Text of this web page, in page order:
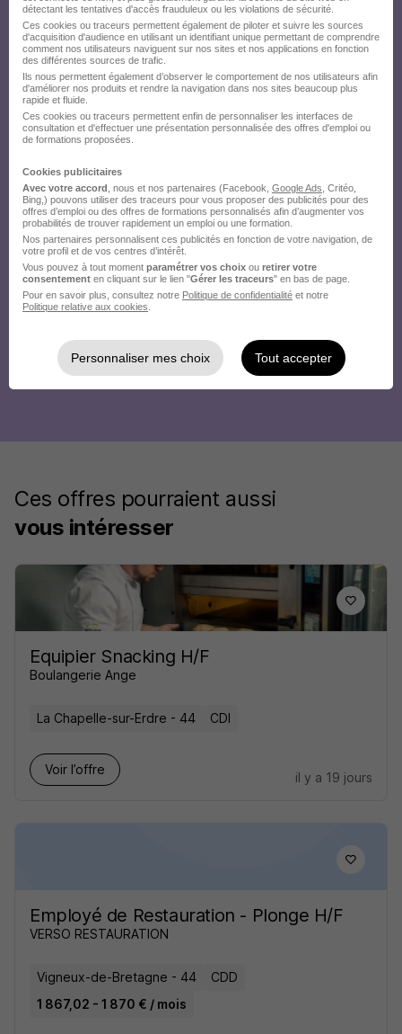
Ces offres pourraient aussi
vous intéresser
Equipier Snacking H/F
Boulangerie Ange
La Chapelle-sur-Erdre - 44 CDI
Voir l’offre
il y a 19 jours
Employé de Restauration - Plonge H/F
VERSO RESTAURATION
Vigneux-de-Bretagne - 44
CDD
1 867,02 - 1 870 € / mois
détectant les tentatives d'accès frauduleux ou les violations de sécurité.
Ces cookies ou traceurs permettent également de piloter et suivre les sources
d'acquisition d'audience en utilisant un identifiant unique permettant de comprendre
comment nos utilisateurs naviguent sur nos sites et nos applications en fonction
des différentes sources de trafic.
Ils nous permettent également d’observer le comportement de nos utilisateurs afin
d'améliorer nos produits et rendre la navigation dans nos sites beaucoup plus
rapide et fluide.
Ces cookies ou traceurs permettent enfin de personnaliser les interfaces de
consultation et d'effectuer une présentation personnalisée des offres d'emploi ou
de formations proposées.
Cookies publicitaires
Avec votre accord , nous et nos partenaires (Facebook, Google Ads , Critéo,
Bing,) pouvons utiliser des traceurs pour vous proposer des publicités pour des
offres d’emploi ou des offres de formations personnalisés afin d’augmenter vos
probabilités de trouver rapidement un emploi ou une formation.
Nos partenaires personnalisent ces publicités en fonction de votre navigation, de
votre profil et de vos centres d’intérêt.
Vous pouvez à tout moment paramétrer vos choix ou retirer votre
consentement en cliquant sur le lien "Gérer les traceurs" en bas de page.
Pour en savoir plus, consultez notre Politique de confidentialité et notre
Politique relative aux cookies
Personnaliser mes choix Tout accepter